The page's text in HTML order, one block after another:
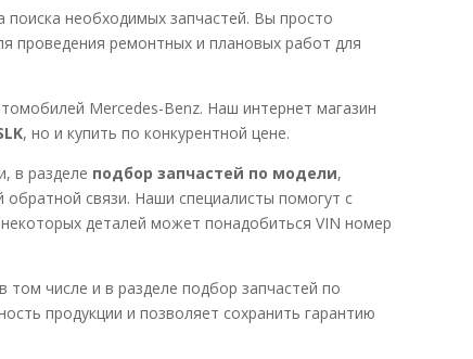
поиска необходимых запчастей. Вы просто
проведения ремонтных и плановых работ для
Mercedes-Benz. Наш интернет магазин
, но и купить по конкурентной цене.
в разделе подбор запчастей по модели,
связи. Наши специалисты помогут с
деталей может понадобиться VIN номер
числе и в разделе подбор запчастей по
продукции и позволяет сохранить гарантию